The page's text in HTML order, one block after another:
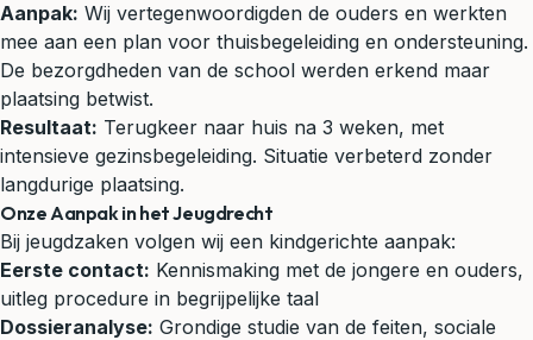
Aanpak: Wij vertegenwoordigden de ouders en werkten
mee aan een plan voor thuisbegeleiding en ondersteuning.
De bezorgdheden van de school werden erkend maar
plaatsing betwist.
Resultaat: Terugkeer naar huis na 3 weken, met
intensieve gezinsbegeleiding. Situatie verbeterd zonder
langdurige plaatsing.
Onze Aanpak in het Jeugdrecht
Bij jeugdzaken volgen wij een kindgerichte aanpak:
Eerste contact: Kennismaking met de jongere en ouders,
uitleg procedure in begrijpelijke taal
Dossieranalyse: Grondige studie van de feiten, sociale